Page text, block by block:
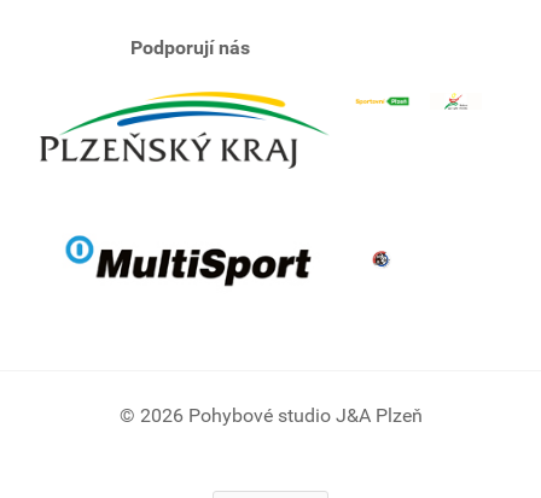
Podporují nás
© 2026 Pohybové studio J&A Plzeň